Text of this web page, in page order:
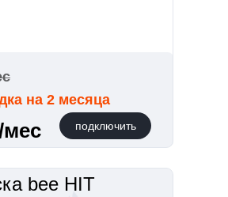
bee HIT
подключить
мес
на 2 месяца